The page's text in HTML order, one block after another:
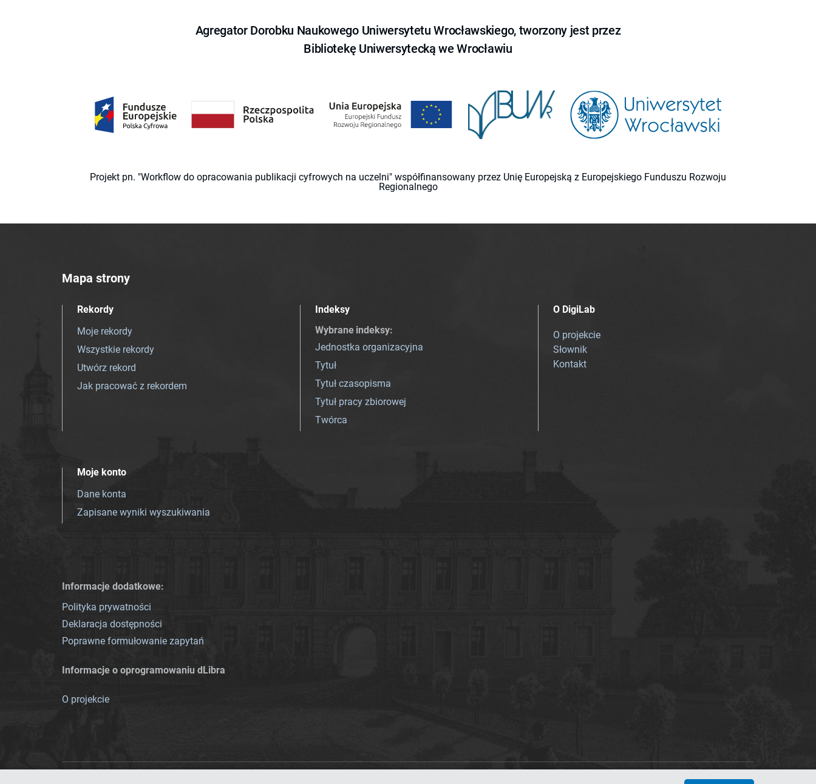
Agregator Dorobku Naukowego Uniwersytetu Wrocławskiego, tworzony jest przez
Bibliotekę Uniwersytecką we Wrocławiu
Projekt pn. "Workflow do opracowania publikacji cyfrowych na uczelni" współfinansowany przez Unię Europejską z Europejskiego Funduszu Rozwoju
Regionalnego
Mapa strony
Rekordy
Moje rekordy
Wszystkie rekordy
Utwórz rekord
Jak pracować z rekordem
Indeksy
Wybrane indeksy:
Jednostka organizacyjna
Tytuł
Tytuł czasopisma
Tytuł pracy zbiorowej
Twórca
O DigiLab
O projekcie
Słownik
Kontakt
Moje konto
Dane konta
Zapisane wyniki wyszukiwania
Informacje dodatkowe:
Polityka prywatności
Deklaracja dostępności
Poprawne formułowanie zapytań
Informacje o oprogramowaniu dLibra
O projekcie